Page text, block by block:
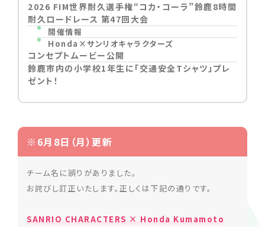
2026 FIM世界耐久選手権“コカ・コーラ”鈴鹿8時間
耐久ロードレース 第47回大会
開催情報
Honda×サンリオキャラクターズ
コンセプトムービー公開
鈴鹿市内の小学校1年生に「交通安全Tシャツ」プレ
ゼント！
※6月8日（月）更新
チーム名に誤りがありました。
お詫びし訂正いたします。正しくは下記の通りです。
SANRIO CHARACTERS × Honda Kumamoto